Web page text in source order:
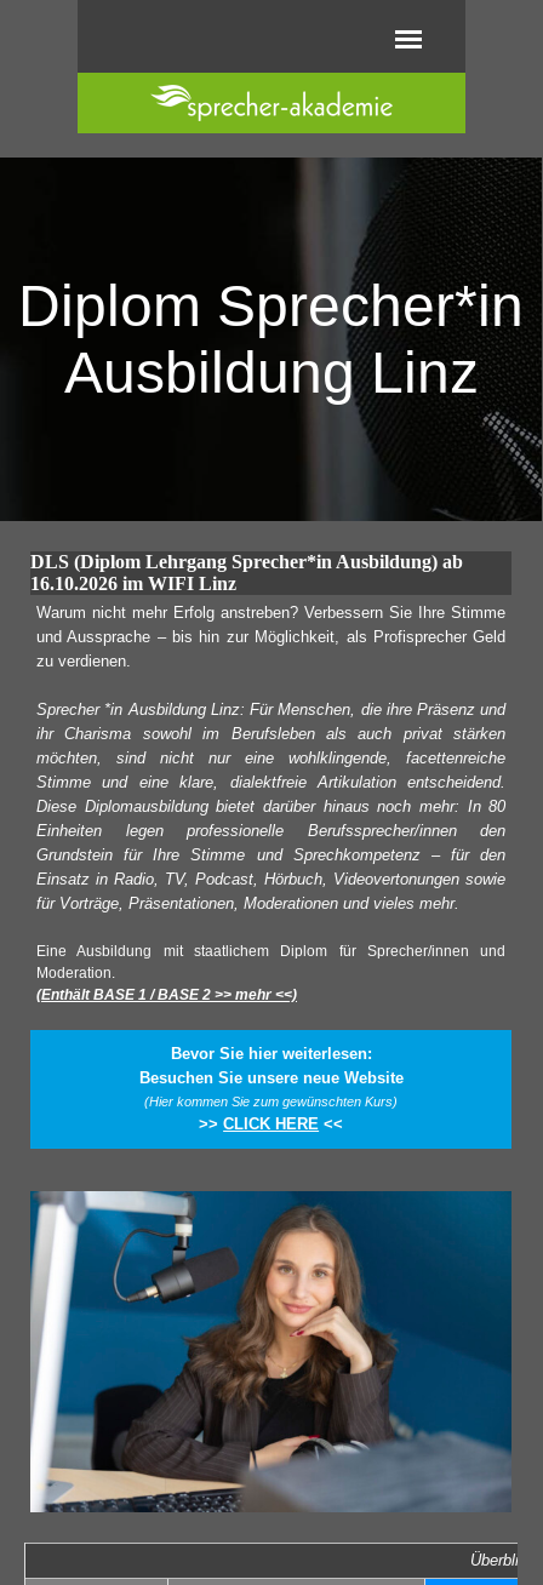
Ausbildung
Hörbuch Podcast &
mehr
DLS (Diplom Lehrgang Sprecher*in Ausbildung) ab
16.10.2026 im WIFI Linz
Warum nicht mehr Erfolg anstreben? Verbessern Sie Ihre Stimme
und Aussprache – bis hin zur Möglichkeit, als Profisprecher Geld
zu verdienen.
Sprecher *in Ausbildung Linz: Für Menschen, die ihre Präsenz und
ihr Charisma sowohl im Berufsleben als auch privat stärken
möchten, sind nicht nur eine wohlklingende, facettenreiche
Stimme und eine klare, dialektfreie Artikulation entscheidend.
Diese Diplomausbildung bietet darüber hinaus noch mehr: In 80
Einheiten legen professionelle Berufssprecher/innen den
Grundstein für Ihre Stimme und Sprechkompetenz – für den
Einsatz in Radio, TV, Podcast, Hörbuch, Videovertonungen sowie
für Vorträge, Präsentationen, Moderationen und vieles mehr.
Eine Ausbildung mit staatlichem Diplom für Sprecher/innen und
Moderation.
(Enthält BASE 1 / BASE 2 >> mehr <<)
Bevor Sie hier weiterlesen:
Besuchen Sie unsere neue Website
(Hier kommen Sie zum gewünschten Kurs)
>>CLICK HERE <<
Überblick